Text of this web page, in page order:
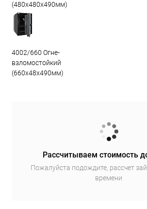
(480х480х490мм)
4002/660 Огне-
взломостойкий
(660х48х490мм)
Рассчитываем стоимость
Пожалуйста подождите, рассчет
времени